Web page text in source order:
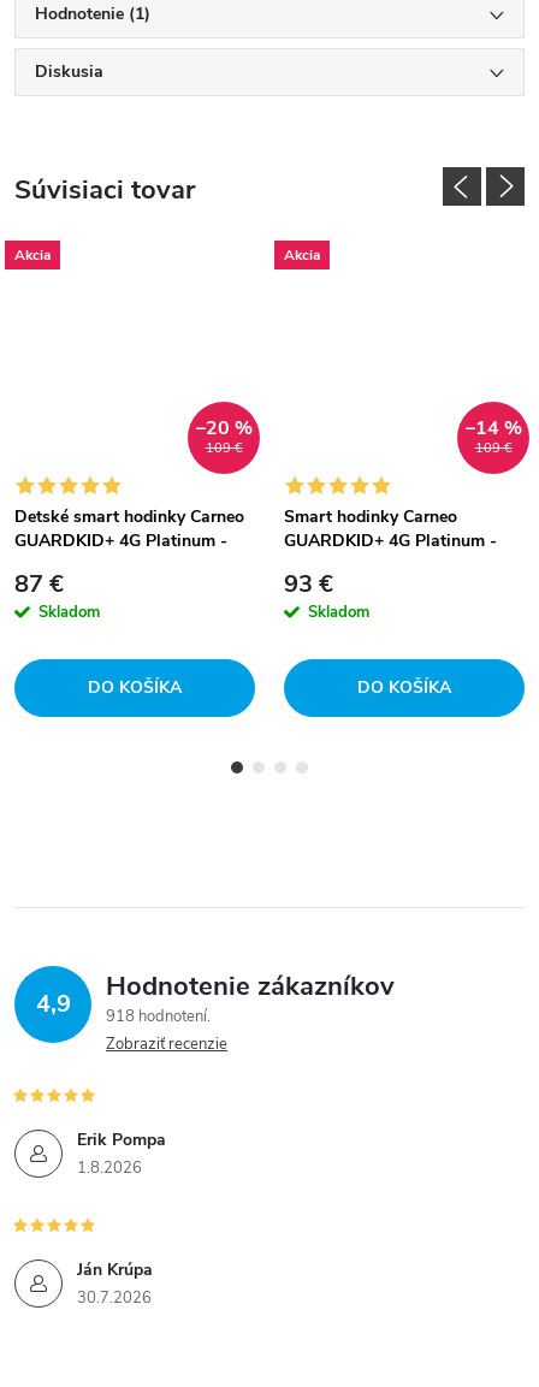
Hodnotenie (1)
Diskusia
Súvisiaci tovar
Akcia
109 €
–20 %
Detské smart hodinky Carneo
GUARDKID+ 4G Platinum -
87 €
Skladom
DO KOŠÍKA
Akcia
109 €
–14 %
Smart hodinky Carneo
GUARDKID+ 4G Platinum -
93 €
Skladom
DO KOŠÍKA
4,9 Hodnotenie zákazníkov
918 hodnotení
Zobraziť recenzie
Erik Pompa
1.8.2026
Ján Krúpa
30.7.2026